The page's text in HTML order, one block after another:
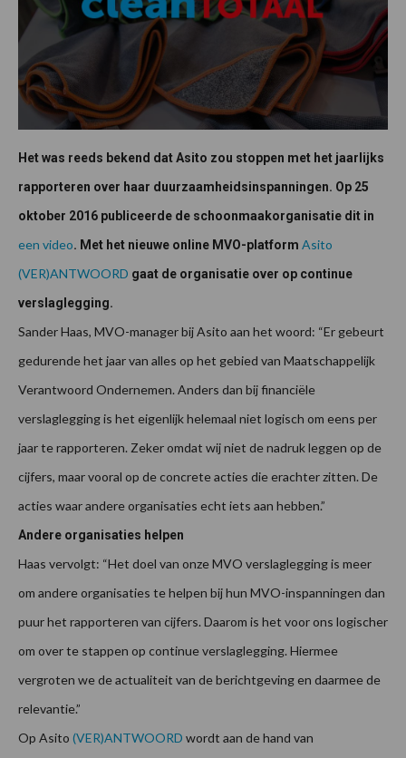
Het was reeds bekend dat Asito zou stoppen met het jaarlijks
rapporteren over haar duurzaamheidsinspanningen. Op 25
oktober 2016 publiceerde de schoonmaakorganisatie dit in
een video. Met het nieuwe online MVO-platform Asito
(VER)ANTWOORD gaat de organisatie over op continue
verslaglegging.
Sander Haas, MVO-manager bij Asito aan het woord: “Er gebeurt
gedurende het jaar van alles op het gebied van Maatschappelijk
Verantwoord Ondernemen. Anders dan bij financiële
verslaglegging is het eigenlijk helemaal niet logisch om eens per
jaar te rapporteren. Zeker omdat wij niet de nadruk leggen op de
cijfers, maar vooral op de concrete acties die erachter zitten. De
acties waar andere organisaties echt iets aan hebben.”
Andere organisaties helpen
Haas vervolgt: “Het doel van onze MVO verslaglegging is meer
om andere organisaties te helpen bij hun MVO-inspanningen dan
puur het rapporteren van cijfers. Daarom is het voor ons logischer
om over te stappen op continue verslaglegging. Hiermee
vergroten we de actualiteit van de berichtgeving en daarmee de
relevantie.”
Op Asito (VER)ANTWOORD wordt aan de hand van